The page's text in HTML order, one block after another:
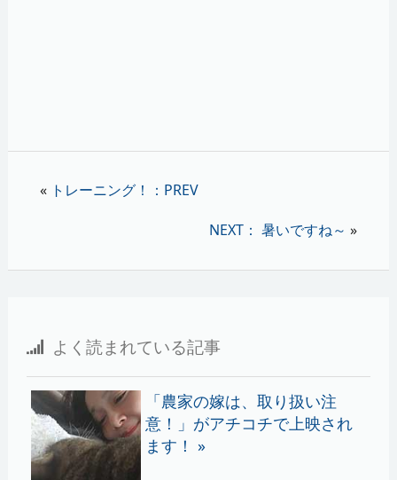
« トレーニング！：PREV
NEXT： 暑いですね～ »
よく読まれている記事
「農家の嫁は、取り扱い注
意！」がアチコチで上映され
ます！ »